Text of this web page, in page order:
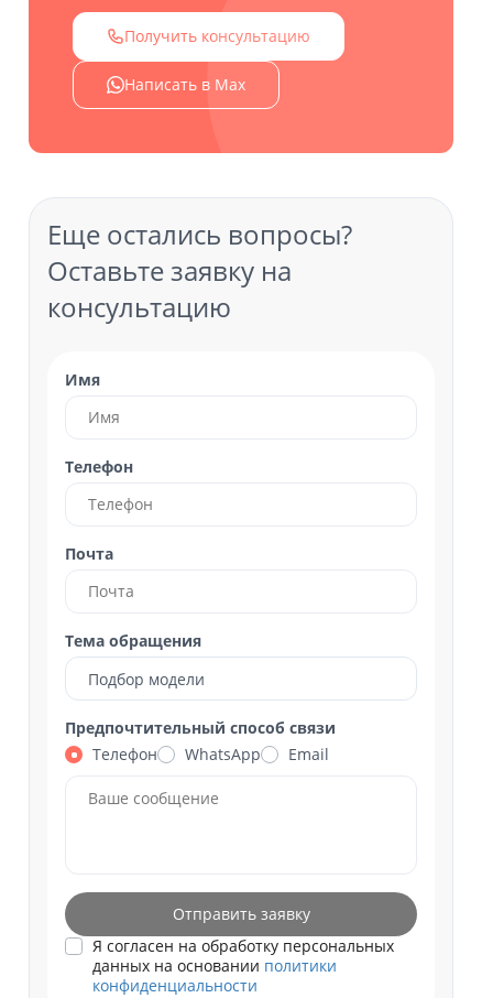
Получить консультацию
Написать в Max
Еще остались вопросы?
Оставьте заявку на
консультацию
Имя
Телефон
Почта
Тема обращения
Подбор модели
Предпочтительный способ связи
Телефон
WhatsApp Email
Отправить заявку
Я согласен на обработку персональных
данных на основании политики
конфиденциальности